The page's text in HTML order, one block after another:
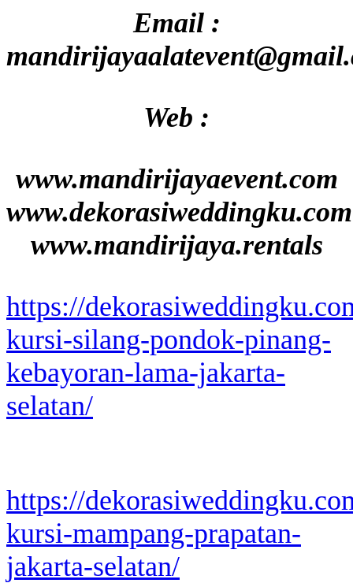
Email :
Web :
www.mandirijayaevent.com
www.dekorasiweddingku.com
www.mandirijaya.rentals
https://
kursi-silang-pondok-pinang-
kebayoran-lama-jakarta-
selatan/
https://
kursi-mampang-prapatan-
jakarta-selatan/